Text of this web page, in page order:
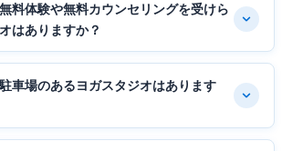
料体験や無料カウンセリングを受けら
はありますか？
車場のあるヨガスタジオはあります